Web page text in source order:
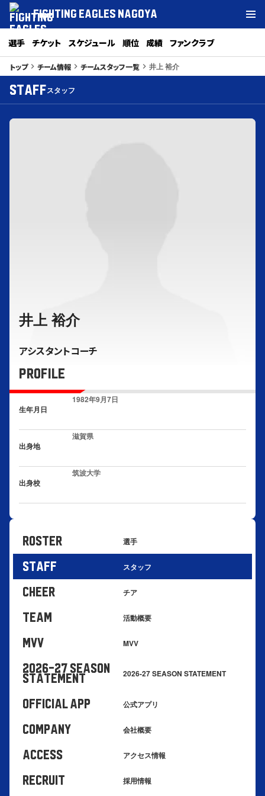
FIGHTING EAGLES NAGOYA
選手 チケット スケジュール 順位 成績 ファンクラブ
トップkeyboard_arrow_right チーム情報 keyboard_arrow_right チームスタッフ一覧 keyboard_arrow_right 井上 裕介
STAFFスタッフ
井上 裕介
アシスタントコーチ
PROFILE
生年月日
1982年9月7日
出身地
滋賀県
出身校
筑波大学
ROSTER 選手
STAFF スタッフ
cheer チア
TEAM 活動概要
MVV MVV
2026-27 SEASON
STATEMENT 2026-27 SEASON STATEMENT
OFFICIAL APP 公式アプリ
company 会社概要
ACCESS アクセス情報
RECRUIT 採用情報